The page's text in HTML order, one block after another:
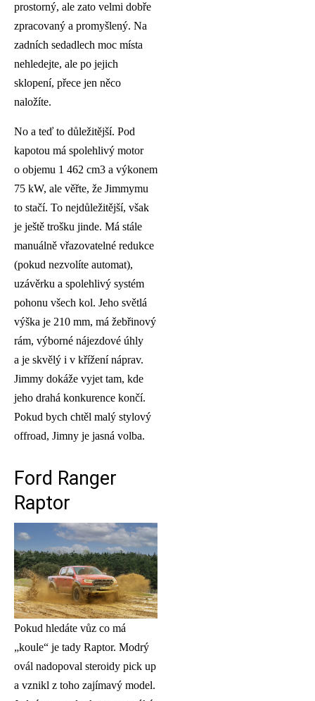
prostorný, ale zato velmi dobře
zpracovaný a promyšlený. Na
zadních sedadlech moc místa
nehledejte, ale po jejich
sklopení, přece jen něco
naložíte.
No a teď to důležitější. Pod
kapotou má spolehlivý motor
o objemu 1 462 cm3 a výkonem
75 kW, ale věřte, že Jimmymu
to stačí. To nejdůležitější, však
je ještě trošku jinde. Má stále
manuálně vřazovatelné redukce
(pokud nezvolíte automat),
uzávěrku a spolehlivý systém
pohonu všech kol. Jeho světlá
výška je 210 mm, má žebřinový
rám, výborné nájezdové úhly
a je skvělý i v křížení náprav.
Jimmy dokáže vyjet tam, kde
jeho drahá konkurence končí.
Pokud bych chtěl malý stylový
offroad, Jimny je jasná volba.
Ford Ranger
Raptor
Pokud hledáte vůz co má
„koule“ je tady Raptor. Modrý
ovál nadopoval steroidy pick up
a vznikl z toho zajímavý model.